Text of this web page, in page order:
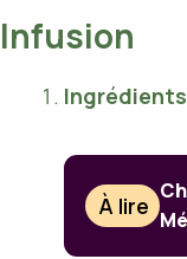
Infusion
Ingrédients
À lire